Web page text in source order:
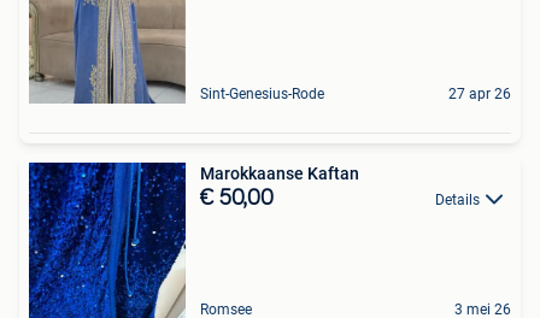
Sint-Genesius-Rode 27 apr 26
Marokkaanse Kaftan
€ 50,00 Details
Romsee 3 mei 26